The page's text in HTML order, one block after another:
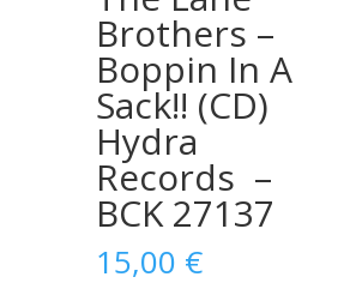
Brothers –
Boppin In A
Sack!! (CD)
Hydra
Records –
BCK 27137
15,00 €